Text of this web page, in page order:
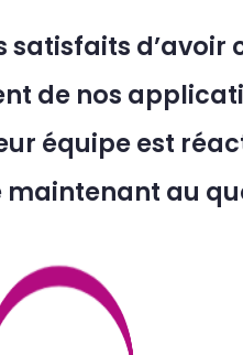
satisfaits d’avoir
de nos
équipe est
au